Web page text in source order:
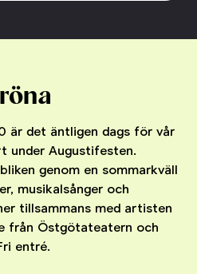
är det äntligen dags för vår
under Augustifesten.
genom en sommarkväll
musikalsånger och
tillsammans med artisten
från Östgötateatern och
entré.